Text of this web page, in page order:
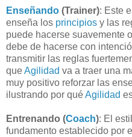
Enseñando (Trainer): Este
enseña los principios y las
puede hacerse suavemente
debe de hacerse con
transmitir las reglas
queAgilidad va a traer una
muy positivo reforzar las
ilustrando por quéAgilidad
Entrenando (Coach): El
fundamento establecido por